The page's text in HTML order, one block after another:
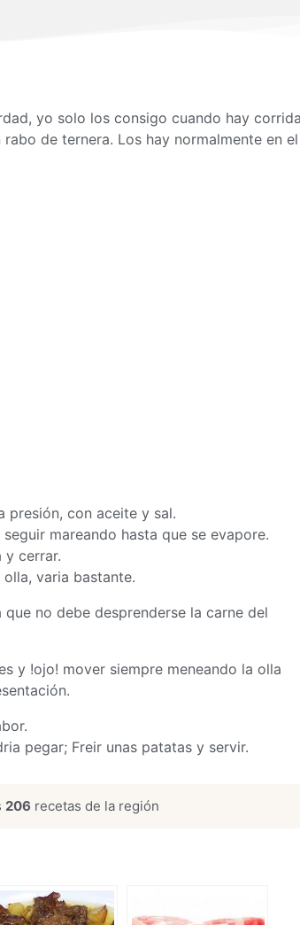
yo solo los consigo cuando hay
de ternera. Los hay normalmente en el
presión, con aceite y sal.
mareando hasta que se evapore.
y cerrar.
varia bastante.
no debe desprenderse la carne del
y !ojo! mover siempre meneando la olla
pegar; Freir unas patatas y servir.
206 recetas de la región